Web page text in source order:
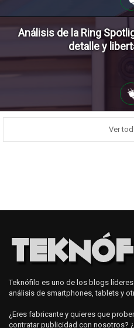
Análisis de la Ring
detalle y
Ver
Teknófilo es uno de los blogs
análisis de smartphones, tablets y
¿Eres fabricante y quieres que
contratar publicidad con nosotros?